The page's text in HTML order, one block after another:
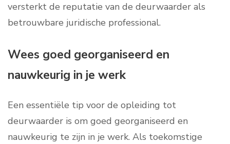
versterkt de reputatie van de deurwaarder als
betrouwbare juridische professional.
Wees goed georganiseerd en
nauwkeurig in je werk
Een essentiële tip voor de opleiding tot
deurwaarder is om goed georganiseerd en
nauwkeurig te zijn in je werk. Als toekomstige